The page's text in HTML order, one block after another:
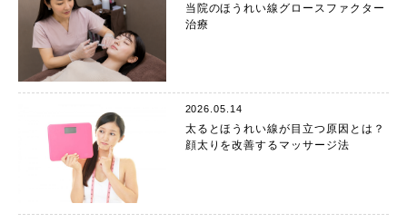
当院のほうれい線グロースファクター
治療
2026.05.14
太るとほうれい線が目立つ原因とは？
顔太りを改善するマッサージ法